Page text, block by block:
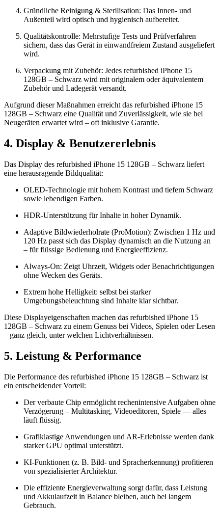
Gründliche Reinigung & Sterilisation: Das Innen- und
Außenteil wird optisch und hygienisch aufbereitet.
Qualitätskontrolle: Mehrstufige Tests und Prüfverfahren
sichern, dass das Gerät in einwandfreiem Zustand ausgeliefert
wird.
Verpackung mit Zubehör: Jedes refurbished iPhone 15
128GB – Schwarz wird mit originalem oder äquivalentem
Zubehör und Ladegerät versandt.
Aufgrund dieser Maßnahmen erreicht das refurbished iPhone 15
128GB – Schwarz eine Qualität und Zuverlässigkeit, wie sie bei
Neugeräten erwartet wird – oft inklusive Garantie.
4. Display & Benutzererlebnis
Das Display des refurbished iPhone 15 128GB – Schwarz liefert
eine herausragende Bildqualität:
OLED-Technologie mit hohem Kontrast und tiefem Schwarz
sowie lebendigen Farben.
HDR-Unterstützung für Inhalte in hoher Dynamik.
Adaptive Bildwiederholrate (ProMotion): Zwischen 1 Hz und
120 Hz passt sich das Display dynamisch an die Nutzung an
– für flüssige Bedienung und Energieeffizienz.
Always-On: Zeigt Uhrzeit, Widgets oder Benachrichtigungen
ohne Wecken des Geräts.
Extrem hohe Helligkeit: selbst bei starker
Umgebungsbeleuchtung sind Inhalte klar sichtbar.
Diese Displayeigenschaften machen das refurbished iPhone 15
128GB – Schwarz zu einem Genuss bei Videos, Spielen oder Lesen
– ganz gleich, unter welchen Lichtverhältnissen.
5. Leistung & Performance
Die Performance des refurbished iPhone 15 128GB – Schwarz ist
ein entscheidender Vorteil:
Der verbaute Chip ermöglicht rechenintensive Aufgaben ohne
Verzögerung – Multitasking, Videoeditoren, Spiele — alles
läuft flüssig.
Grafiklastige Anwendungen und AR-Erlebnisse werden dank
starker GPU optimal unterstützt.
KI-Funktionen (z. B. Bild- und Spracherkennung) profitieren
von spezialisierter Architektur.
Die effiziente Energieverwaltung sorgt dafür, dass Leistung
und Akkulaufzeit in Balance bleiben, auch bei langem
Gebrauch.